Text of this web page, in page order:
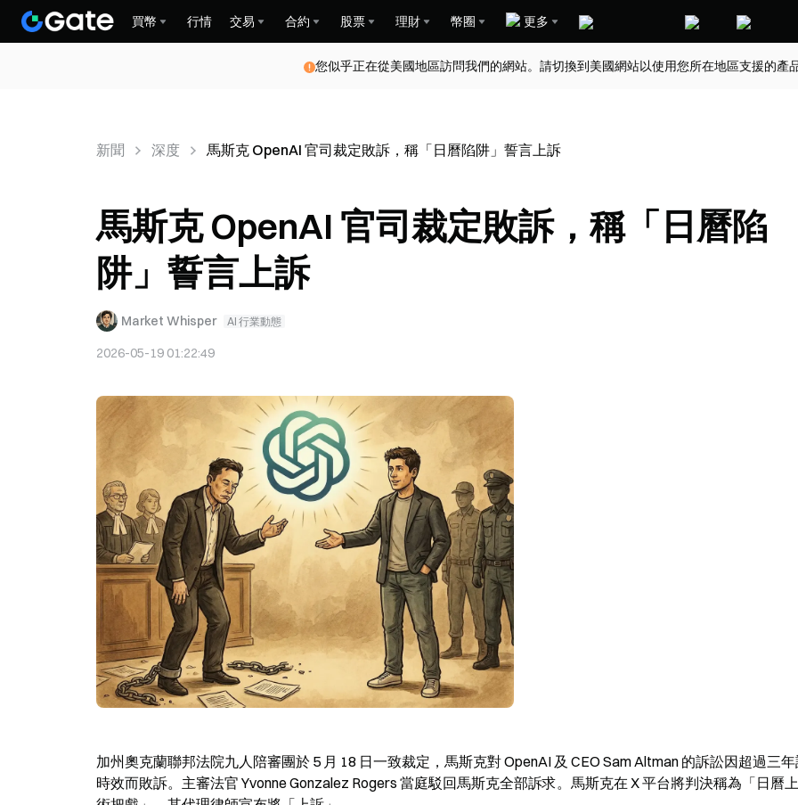
買幣 行情 交易 合約 股票 理財 幣圈 更多
您似乎正在從美國地區訪問我們的網站。請切換到美國網站以使用您所在地區支援的產品
新聞 深度 馬斯克 OpenAI 官司裁定敗訴，稱「日曆陷阱」誓言上訴
馬斯克 OpenAI 官司裁定敗訴，稱「日曆陷
阱」誓言上訴
Market Whisper AI 行業動態
2026-05-19 01:22:49
加州奧克蘭聯邦法院九人陪審團於 5 月 18 日一致裁定，馬斯克對 OpenAI 及 CEO Sam Altman 的訴訟因超過三
時效而敗訴。主審法官 Yvonne Gonzalez Rogers 當庭駁回馬斯克全部訴求。馬斯克在 X 平台將判決稱為「日曆